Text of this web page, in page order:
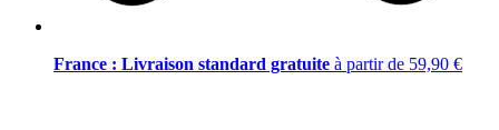
France : Livraison standard gratuite à partir de 59,90 €